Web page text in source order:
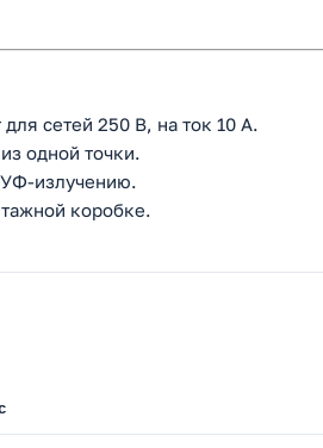
сетей 250 В, на ток 10 А.
одной точки.
УФ-излучению.
коробке.